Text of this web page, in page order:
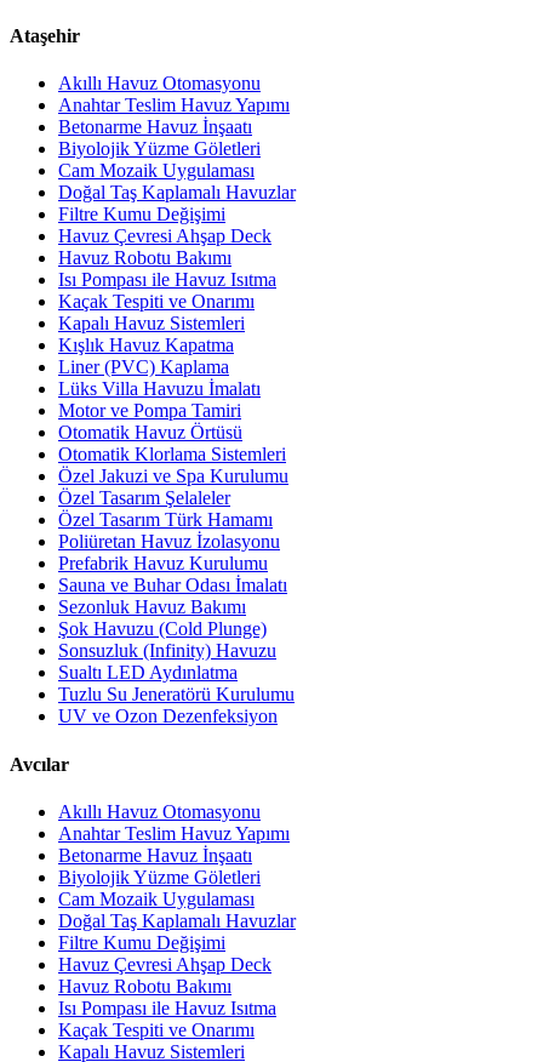
Ataşehir
Akıllı Havuz Otomasyonu
Anahtar Teslim Havuz Yapımı
Betonarme Havuz İnşaatı
Biyolojik Yüzme Göletleri
Cam Mozaik Uygulaması
Doğal Taş Kaplamalı Havuzlar
Filtre Kumu Değişimi
Havuz Çevresi Ahşap Deck
Havuz Robotu Bakımı
Isı Pompası ile Havuz Isıtma
Kaçak Tespiti ve Onarımı
Kapalı Havuz Sistemleri
Kışlık Havuz Kapatma
Liner (PVC) Kaplama
Lüks Villa Havuzu İmalatı
Motor ve Pompa Tamiri
Otomatik Havuz Örtüsü
Otomatik Klorlama Sistemleri
Özel Jakuzi ve Spa Kurulumu
Özel Tasarım Şelaleler
Özel Tasarım Türk Hamamı
Poliüretan Havuz İzolasyonu
Prefabrik Havuz Kurulumu
Sauna ve Buhar Odası İmalatı
Sezonluk Havuz Bakımı
Şok Havuzu (Cold Plunge)
Sonsuzluk (Infinity) Havuzu
Sualtı LED Aydınlatma
Tuzlu Su Jeneratörü Kurulumu
UV ve Ozon Dezenfeksiyon
Avcılar
Akıllı Havuz Otomasyonu
Anahtar Teslim Havuz Yapımı
Betonarme Havuz İnşaatı
Biyolojik Yüzme Göletleri
Cam Mozaik Uygulaması
Doğal Taş Kaplamalı Havuzlar
Filtre Kumu Değişimi
Havuz Çevresi Ahşap Deck
Havuz Robotu Bakımı
Isı Pompası ile Havuz Isıtma
Kaçak Tespiti ve Onarımı
Kapalı Havuz Sistemleri